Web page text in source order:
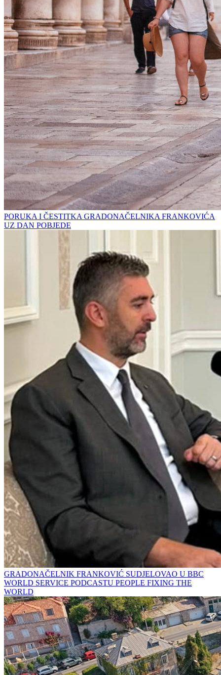
PORUKA I ČESTITKA GRADONAČELNIKA FRANKOVIĆA
UZ DAN POBJEDE
GRADONAČELNIK FRANKOVIĆ SUDJELOVAO U BBC
WORLD SERVICE PODCASTU PEOPLE FIXING THE
WORLD